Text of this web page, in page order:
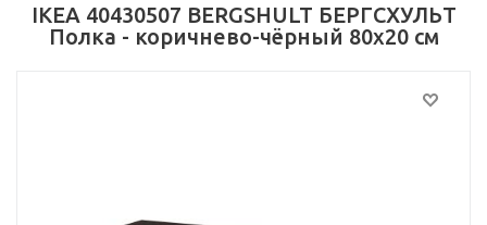
IKEA 40430507 BERGSHULT БЕРГСХУЛЬТ
Полка - коричнево-чёрный 80x20 см